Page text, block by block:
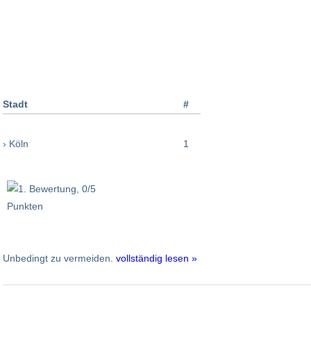
Stadt #
› Köln 1
Unbedingt zu vermeiden. vollständig lesen »